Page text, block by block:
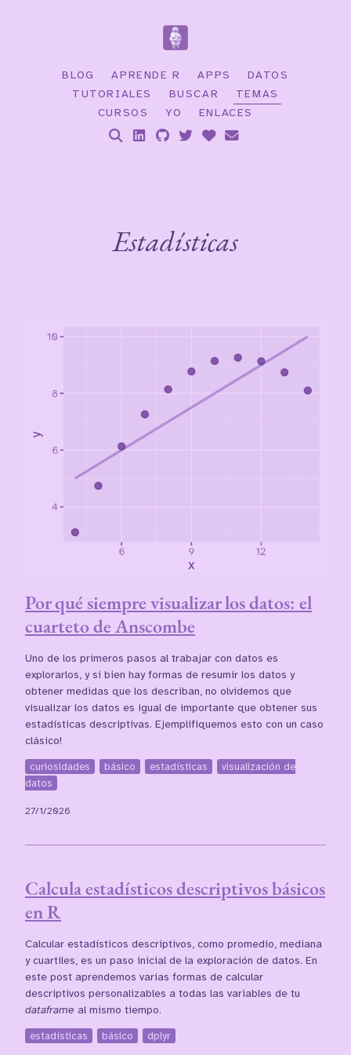
BLOG APRENDE R APPS
DATOS
TUTORIALES
BUSCAR
TEMAS
CURSOS
YO ENLACES
Estadísticas
Por qué siempre visualizar los datos: el
cuarteto de Anscombe
Uno de los primeros pasos al trabajar con datos es
explorarlos, y si bien hay formas de resumir los datos y
obtener medidas que los describan, no olvidemos que
visualizar los datos es igual de importante que obtener sus
estadísticas descriptivas. Ejemplifiquemos esto con un caso
clásico!
curiosidades básico estadísticas
visualización de
datos
27/1/2026
Calcula estadísticos descriptivos básicos
en R
Calcular estadísticos descriptivos, como promedio, mediana
y cuartiles, es un paso inicial de la exploración de datos. En
este post aprendemos varias formas de calcular
descriptivos personalizables a todas las variables de tu
dataframe al mismo tiempo.
estadísticas básico dplyr